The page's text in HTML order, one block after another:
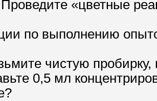
«цветные
по выполнению
чистую пробирку,
0,5 мл